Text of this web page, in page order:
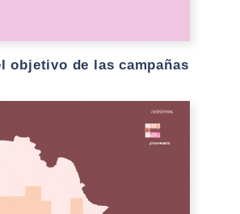
objetivo de las campañas